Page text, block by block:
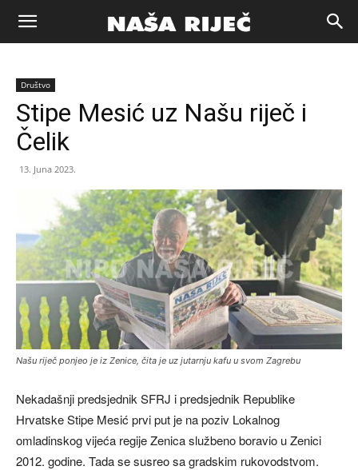
Naša
riječ
Društvo
Stipe Mesić uz Našu riječ i
Čelik
13. Juna 2023.
Našu riječ ponjeo je iz Zenice, čita je uz jutarnju kafu u svom Zagrebu
Nekadašnji predsjednik SFRJ i predsjednik Republike
Hrvatske Stipe Mesić prvi put je na poziv Lokalnog
omladinskog vijeća regije Zenica službeno boravio u Zenici
2012. godine. Tada se susreo sa gradskim rukovodstvom.